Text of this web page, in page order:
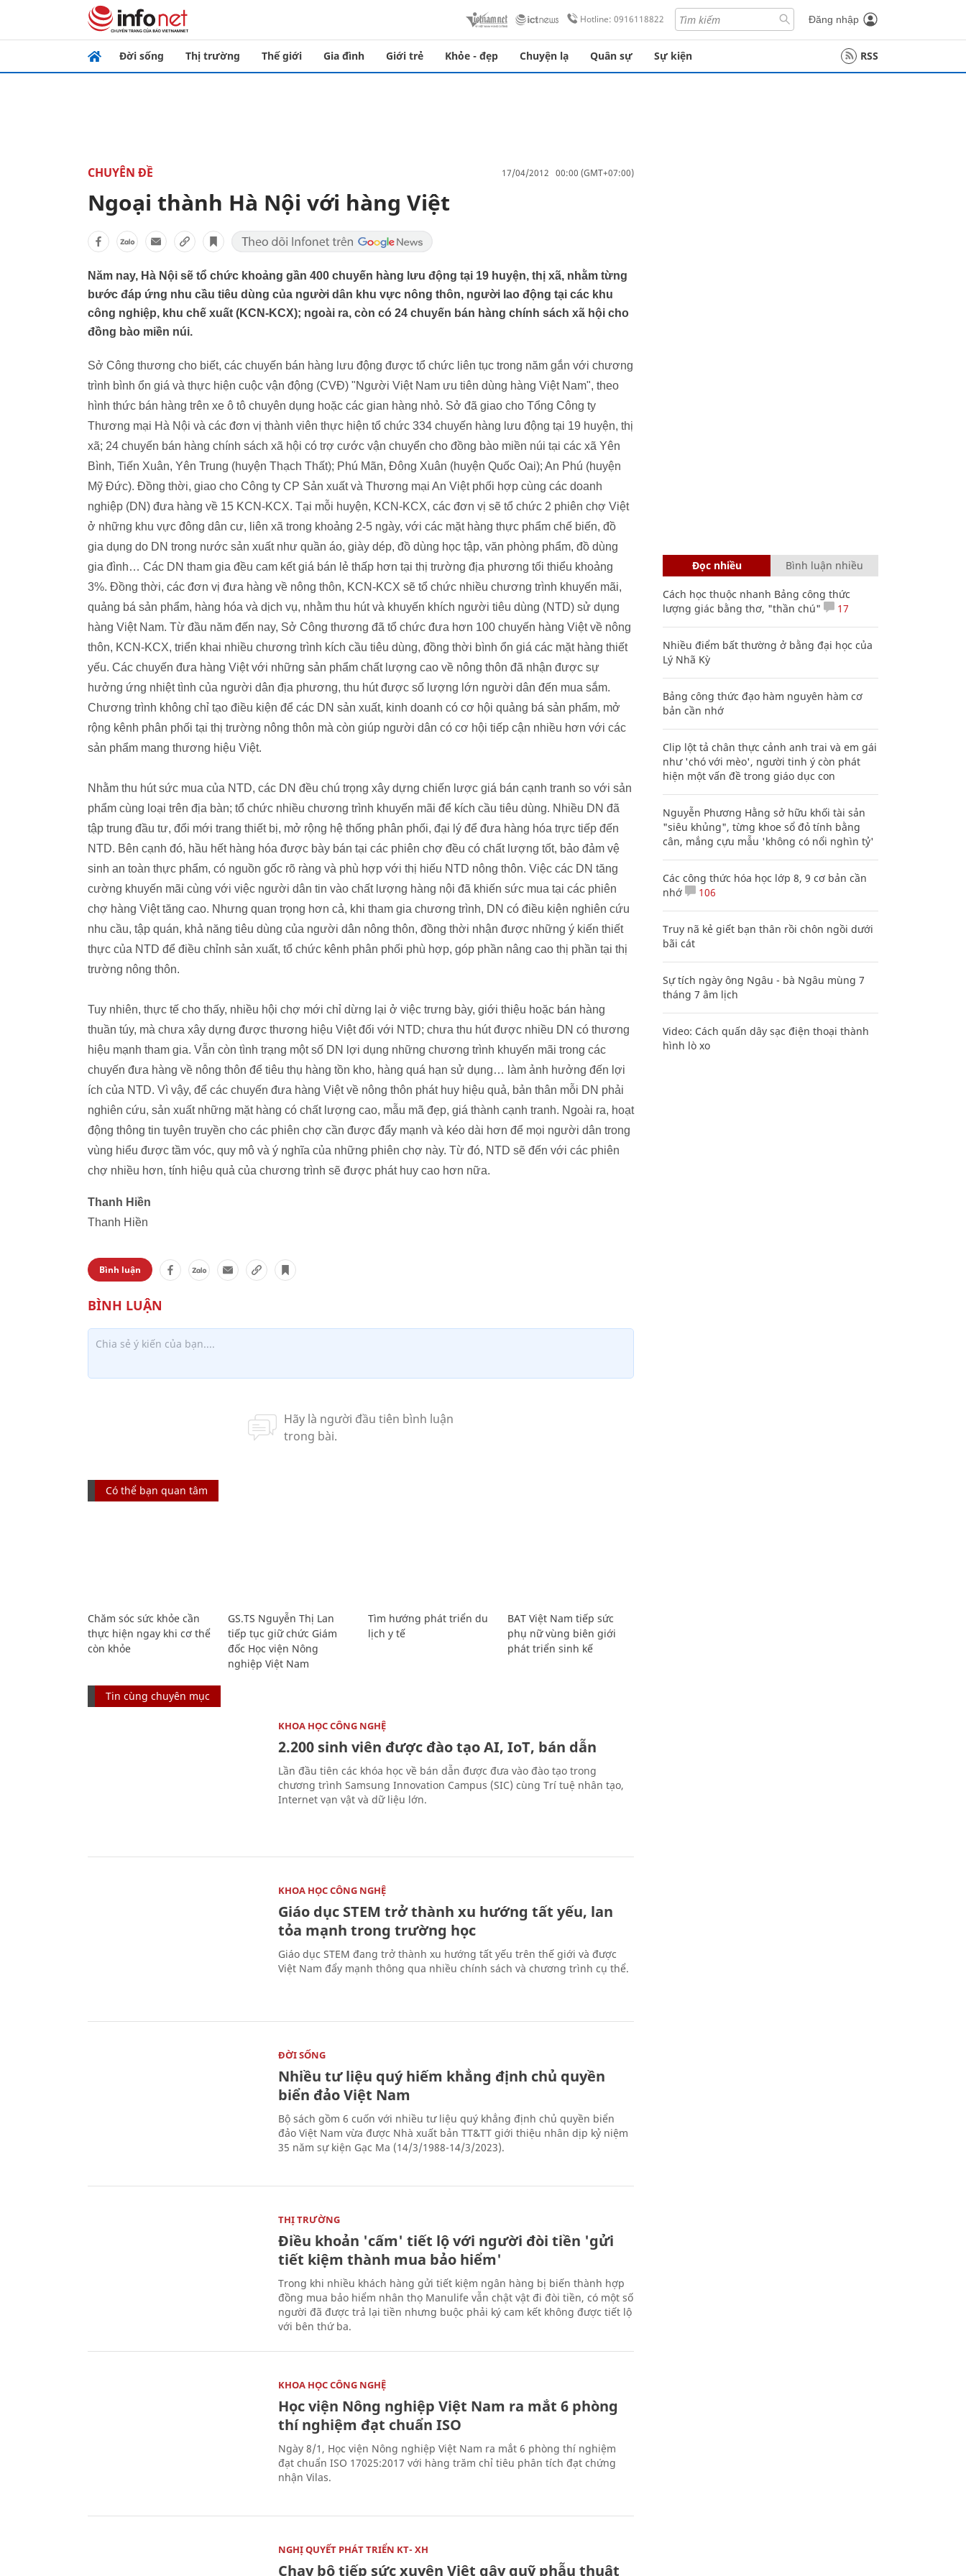
Hotline: 0916118822 Đăng nhập
Đời sống Thị trường Thế giới Gia đình Giới trẻ Khỏe - đẹp Chuyện lạ Quân sự Sự kiện RSS
CHUYÊN ĐỀ 17/04/2012 00:00 (GMT+07:00)
Ngoại thành Hà Nội với hàng Việt
Năm nay, Hà Nội sẽ tổ chức khoảng gần 400 chuyến hàng lưu động tại 19 huyện, thị xã, nhằm từng
bước đáp ứng nhu cầu tiêu dùng của người dân khu vực nông thôn, người lao động tại các khu
công nghiệp, khu chế xuất (KCN-KCX); ngoài ra, còn có 24 chuyến bán hàng chính sách xã hội cho
đồng bào miền núi.
Sở Công thương cho biết, các chuyến bán hàng lưu động được tổ chức liên tục trong năm gắn với chương
trình bình ổn giá và thực hiện cuộc vận động (CVĐ) "Người Việt Nam ưu tiên dùng hàng Việt Nam", theo
hình thức bán hàng trên xe ô tô chuyên dụng hoặc các gian hàng nhỏ. Sở đã giao cho Tổng Công ty
Thương mại Hà Nội và các đơn vị thành viên thực hiện tổ chức 334 chuyến hàng lưu động tại 19 huyện, thị
xã; 24 chuyến bán hàng chính sách xã hội có trợ cước vận chuyển cho đồng bào miền núi tại các xã Yên
Bình, Tiến Xuân, Yên Trung (huyện Thạch Thất); Phú Mãn, Đông Xuân (huyện Quốc Oai); An Phú (huyện
Mỹ Đức). Đồng thời, giao cho Công ty CP Sản xuất và Thương mại An Việt phối hợp cùng các doanh
nghiệp (DN) đưa hàng về 15 KCN-KCX. Tại mỗi huyện, KCN-KCX, các đơn vị sẽ tổ chức 2 phiên chợ Việt
ở những khu vực đông dân cư, liên xã trong khoảng 2-5 ngày, với các mặt hàng thực phẩm chế biến, đồ
gia dụng do DN trong nước sản xuất như quần áo, giày dép, đồ dùng học tập, văn phòng phẩm, đồ dùng
gia đình… Các DN tham gia đều cam kết giá bán lẻ thấp hơn tại thị trường địa phương tối thiểu khoảng
3%. Đồng thời, các đơn vị đưa hàng về nông thôn, KCN-KCX sẽ tổ chức nhiều chương trình khuyến mãi,
quảng bá sản phẩm, hàng hóa và dịch vụ, nhằm thu hút và khuyến khích người tiêu dùng (NTD) sử dụng
hàng Việt Nam. Từ đầu năm đến nay, Sở Công thương đã tổ chức đưa hơn 100 chuyến hàng Việt về nông
thôn, KCN-KCX, triển khai nhiều chương trình kích cầu tiêu dùng, đồng thời bình ổn giá các mặt hàng thiết
yếu. Các chuyến đưa hàng Việt với những sản phẩm chất lượng cao về nông thôn đã nhận được sự
hưởng ứng nhiệt tình của người dân địa phương, thu hút được số lượng lớn người dân đến mua sắm.
Chương trình không chỉ tạo điều kiện để các DN sản xuất, kinh doanh có cơ hội quảng bá sản phẩm, mở
rộng kênh phân phối tại thị trường nông thôn mà còn giúp người dân có cơ hội tiếp cận nhiều hơn với các
sản phẩm mang thương hiệu Việt.
Nhằm thu hút sức mua của NTD, các DN đều chú trọng xây dựng chiến lược giá bán cạnh tranh so với sản
phẩm cùng loại trên địa bàn; tổ chức nhiều chương trình khuyến mãi để kích cầu tiêu dùng. Nhiều DN đã
tập trung đầu tư, đổi mới trang thiết bị, mở rộng hệ thống phân phối, đại lý để đưa hàng hóa trực tiếp đến
NTD. Bên cạnh đó, hầu hết hàng hóa được bày bán tại các phiên chợ đều có chất lượng tốt, bảo đảm vệ
sinh an toàn thực phẩm, có nguồn gốc rõ ràng và phù hợp với thị hiếu NTD nông thôn. Việc các DN tăng
cường khuyến mãi cùng với việc người dân tin vào chất lượng hàng nội đã khiến sức mua tại các phiên
chợ hàng Việt tăng cao. Nhưng quan trọng hơn cả, khi tham gia chương trình, DN có điều kiện nghiên cứu
nhu cầu, tập quán, khả năng tiêu dùng của người dân nông thôn, đồng thời nhận được những ý kiến thiết
thực của NTD để điều chỉnh sản xuất, tổ chức kênh phân phối phù hợp, góp phần nâng cao thị phần tại thị
trường nông thôn.
Tuy nhiên, thực tế cho thấy, nhiều hội chợ mới chỉ dừng lại ở việc trưng bày, giới thiệu hoặc bán hàng
thuần túy, mà chưa xây dựng được thương hiệu Việt đối với NTD; chưa thu hút được nhiều DN có thương
hiệu mạnh tham gia. Vẫn còn tình trạng một số DN lợi dụng những chương trình khuyến mãi trong các
chuyến đưa hàng về nông thôn để tiêu thụ hàng tồn kho, hàng quá hạn sử dụng… làm ảnh hưởng đến lợi
ích của NTD. Vì vậy, để các chuyến đưa hàng Việt về nông thôn phát huy hiệu quả, bản thân mỗi DN phải
nghiên cứu, sản xuất những mặt hàng có chất lượng cao, mẫu mã đẹp, giá thành cạnh tranh. Ngoài ra, hoạt
động thông tin tuyên truyền cho các phiên chợ cần được đẩy mạnh và kéo dài hơn để mọi người dân trong
vùng hiểu được tầm vóc, quy mô và ý nghĩa của những phiên chợ này. Từ đó, NTD sẽ đến với các phiên
chợ nhiều hơn, tính hiệu quả của chương trình sẽ được phát huy cao hơn nữa.
Thanh Hiền
Thanh Hiền
Bình luận
Có thể bạn quan tâm
Chăm sóc sức khỏe cần
thực hiện ngay khi cơ thể
còn khỏe
GS.TS Nguyễn Thị Lan
tiếp tục giữ chức Giám
đốc Học viện Nông
nghiệp Việt Nam
Tìm hướng phát triển du
lịch y tế
BAT Việt Nam tiếp sức
phụ nữ vùng biên giới
phát triển sinh kế
Tin cùng chuyên mục
KHOA HỌC CÔNG NGHỆ
2.200 sinh viên được đào tạo AI, IoT, bán dẫn
Lần đầu tiên các khóa học về bán dẫn được đưa vào đào tạo trong
chương trình Samsung Innovation Campus (SIC) cùng Trí tuệ nhân tạo,
Internet vạn vật và dữ liệu lớn.
KHOA HỌC CÔNG NGHỆ
Giáo dục STEM trở thành xu hướng tất yếu, lan
tỏa mạnh trong trường học
Giáo dục STEM đang trở thành xu hướng tất yếu trên thế giới và được
Việt Nam đẩy mạnh thông qua nhiều chính sách và chương trình cụ thể.
ĐỜI SỐNG
Nhiều tư liệu quý hiếm khẳng định chủ quyền
biển đảo Việt Nam
Bộ sách gồm 6 cuốn với nhiều tư liệu quý khẳng định chủ quyền biển
đảo Việt Nam vừa được Nhà xuất bản TT&TT giới thiệu nhân dịp kỷ niệm
35 năm sự kiện Gạc Ma (14/3/1988-14/3/2023).
THỊ TRƯỜNG
Điều khoản 'cấm' tiết lộ với người đòi tiền 'gửi
tiết kiệm thành mua bảo hiểm'
Trong khi nhiều khách hàng gửi tiết kiệm ngân hàng bị biến thành hợp
đồng mua bảo hiểm nhân thọ Manulife vẫn chật vật đi đòi tiền, có một số
người đã được trả lại tiền nhưng buộc phải ký cam kết không được tiết lộ
với bên thứ ba.
KHOA HỌC CÔNG NGHỆ
Học viện Nông nghiệp Việt Nam ra mắt 6 phòng
thí nghiệm đạt chuẩn ISO
Ngày 8/1, Học viện Nông nghiệp Việt Nam ra mắt 6 phòng thí nghiệm
đạt chuẩn ISO 17025:2017 với hàng trăm chỉ tiêu phân tích đạt chứng
nhận Vilas.
NGHỊ QUYẾT PHÁT TRIỂN KT- XH
Chạy bộ tiếp sức xuyên Việt gây quỹ phẫu thuật
Đọc nhiều Bình luận nhiều
Cách học thuộc nhanh Bảng công thức
lượng giác bằng thơ, "thần chú"
17
Nhiều điểm bất thường ở bằng đại học của
Lý Nhã Kỳ
Bảng công thức đạo hàm nguyên hàm cơ
bản cần nhớ
Clip lột tả chân thực cảnh anh trai và em gái
như 'chó với mèo', người tinh ý còn phát
hiện một vấn đề trong giáo dục con
Nguyễn Phương Hằng sở hữu khối tài sản
"siêu khủng", từng khoe sổ đỏ tính bằng
cân, mắng cựu mẫu 'không có nổi nghìn tỷ'
Các công thức hóa học lớp 8, 9 cơ bản cần
nhớ
106
Truy nã kẻ giết bạn thân rồi chôn ngồi dưới
bãi cát
Sự tích ngày ông Ngâu - bà Ngâu mùng 7
tháng 7 âm lịch
Video: Cách quấn dây sạc điện thoại thành
hình lò xo